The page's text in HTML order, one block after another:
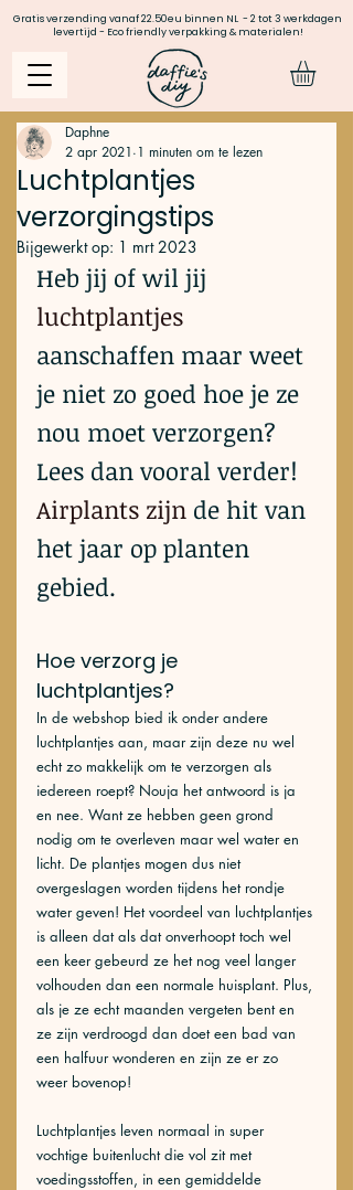
Gratis verzending vanaf 22.50eu binnen NL - 2 tot 3 werkdagen
levertijd - Eco friendly verpakking & materialen!
Luchtplantjes
verzorgingstips
Daphne
2 apr 2021 1 minuten om te lezen
Bijgewerkt op: 1 mrt 2023
Heb jij of wil jij
luchtplantjes
aanschaffen maar weet
je niet zo goed hoe je ze
nou moet verzorgen?
Lees dan vooral verder!
Airplants zijn de hit van
het jaar op planten
gebied.
Hoe verzorg je
luchtplantjes?
In de webshop bied ik onder andere
luchtplantjes aan, maar zijn deze nu wel
echt zo makkelijk om te verzorgen als
iedereen roept? Nouja het antwoord is ja
en nee. Want ze hebben geen grond
nodig om te overleven maar wel water en
licht. De plantjes mogen dus niet
overgeslagen worden tijdens het rondje
water geven! Het voordeel van luchtplantjes
is alleen dat als dat onverhoopt toch wel
een keer gebeurd ze het nog veel langer
volhouden dan een normale huisplant. Plus,
als je ze echt maanden vergeten bent en
ze zijn verdroogd dan doet een bad van
een halfuur wonderen en zijn ze er zo
weer bovenop!
Luchtplantjes leven normaal in super
vochtige buitenlucht die vol zit met
voedingsstoffen, in een gemiddelde